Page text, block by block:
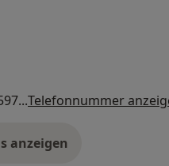
Telefonnummer
anzeigen
die Adresse